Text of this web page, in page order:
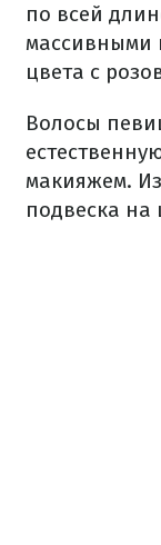
по всей
массивными
цвета с
Волосы
макияжем.
подвеска на